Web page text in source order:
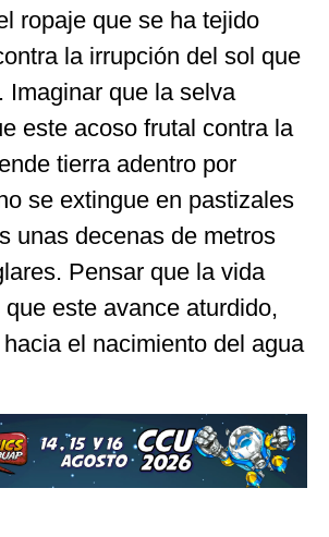
ropaje que se ha tejido
la irrupción del sol que
Imaginar que la selva
este acoso frutal contra la
tierra adentro por
se extingue en pastizales
unas decenas de metros
Pensar que la vida
este avance aturdido,
el nacimiento del agua